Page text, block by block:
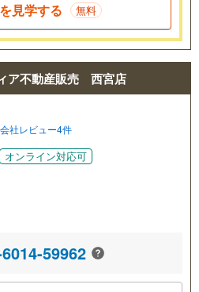
見学する 無料
ア不動産販売 西宮店
社レビュー4件
オンライン対応可
59962